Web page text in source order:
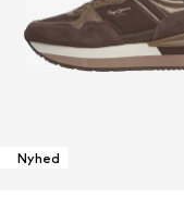
Nyhed